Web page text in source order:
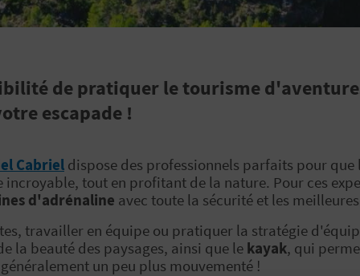
de pratiquer le tourisme
escapade !
Cabriel dispose des professionnels parfaits pour que
tout en profitant de la nature. Pour ces
d'adrénaline avec toute la sécurité et les
travailler en équipe ou pratiquer la stratégie
la beauté des paysages, ainsi que le kayak, qui
un peu plus mouvementé !